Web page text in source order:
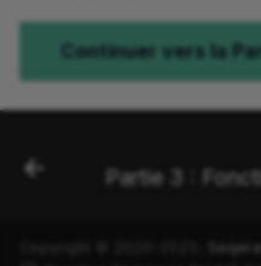
Continuer vers la
Partie 3 :
Seqera